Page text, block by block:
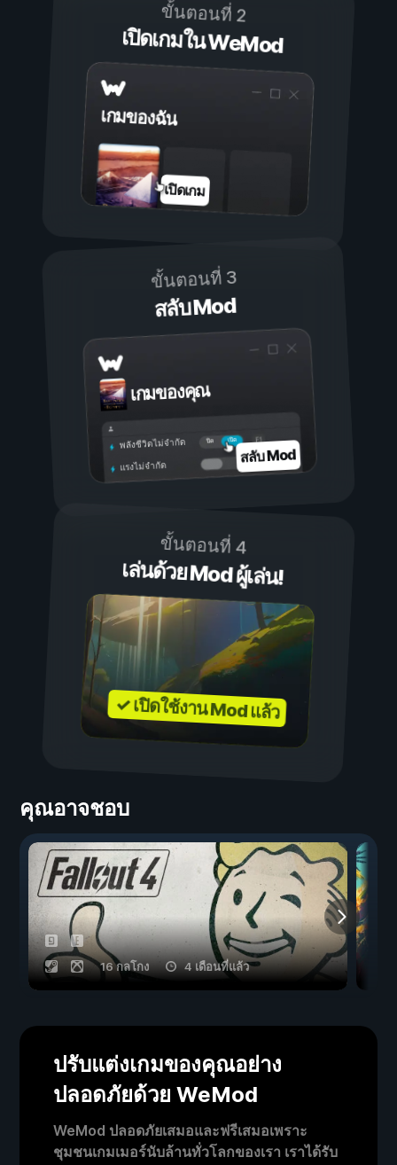
ขั้นตอนที่ 2
เปิดเกมใน WeMod
เกมของฉัน
เปิดเกม
ขั้นตอนที่ 3
สลับ Mod
เกมของคุณ
เปิด
ปิด
พลังชีวิตไม่จำกัด
แรงไม่จำกัด สลับ Mod
ขั้นตอนที่ 4
เล่นด้วย Mod ผู้เล่น!
✓ เปิดใช้งาน Mod แล้ว
คุณอาจชอบ
16 กลโกง 4 เดือนที่แล้ว
ปรับแต่งเกมของคุณอย่าง
ปลอดภัยด้วย WeMod
WeMod ปลอดภัยเสมอและฟรีเสมอเพราะ
ชุมชนเกมเมอร์นับล้านทั่วโลกของเรา เราได้รับ